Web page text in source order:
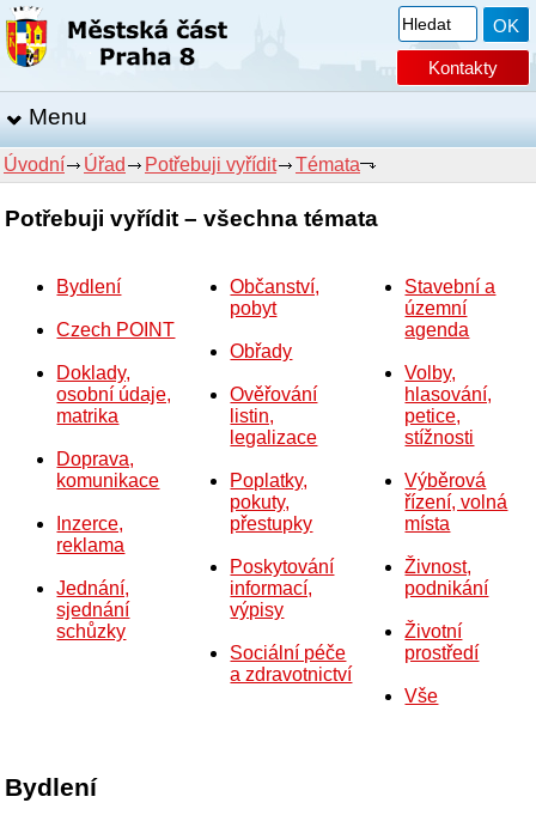
Kontakty
Menu
Úvodní Úřad Potřebuji vyřídit Témata
Potřebuji vyřídit – všechna témata
Bydlení
Czech POINT
Doklady,
osobní údaje,
matrika
Doprava,
komunikace
Inzerce,
reklama
Jednání,
sjednání
schůzky
Občanství,
pobyt
Obřady
Ověřování
listin,
legalizace
Poplatky,
pokuty,
přestupky
Poskytování
informací,
výpisy
Sociální péče
a zdravotnictví
Stavební a
územní
agenda
Volby,
hlasování,
petice,
stížnosti
Výběrová
řízení, volná
místa
Živnost,
podnikání
Životní
prostředí
Vše
Bydlení